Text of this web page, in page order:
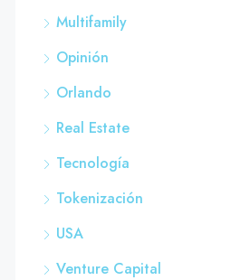
Multifamily
Opinión
Orlando
Real Estate
Tecnología
Tokenización
USA
Venture Capital